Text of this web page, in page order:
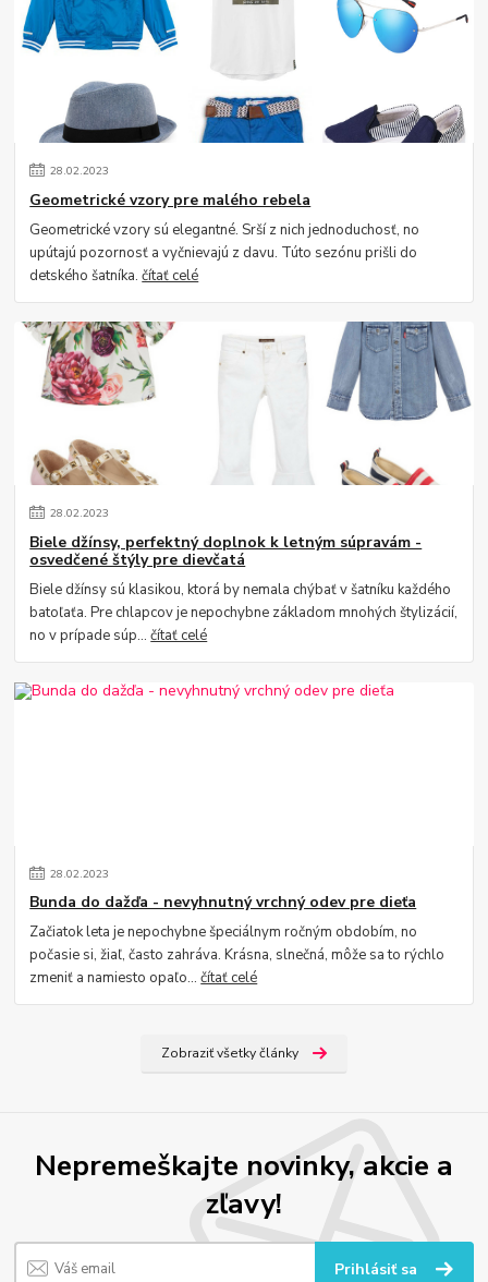
28.02.2023
Geometrické vzory pre malého rebela
Geometrické vzory sú elegantné. Srší z nich jednoduchosť, no
upútajú pozornosť a vyčnievajú z davu. Túto sezónu prišli do
detského šatníka.čítať celé
28.02.2023
Biele džínsy, perfektný doplnok k letným súpravám -
osvedčené štýly pre dievčatá
Biele džínsy sú klasikou, ktorá by nemala chýbať v šatníku každého
batoľaťa. Pre chlapcov je nepochybne základom mnohých štylizácií,
no v prípade súp...čítať celé
28.02.2023
Bunda do dažďa - nevyhnutný vrchný odev pre dieťa
Začiatok leta je nepochybne špeciálnym ročným obdobím, no
počasie si, žiaľ, často zahráva. Krásna, slnečná, môže sa to rýchlo
zmeniť a namiesto opaľo...čítať celé
Zobraziť všetky články
Nepremeškajte novinky, akcie a
zľavy!
Prihlásiť sa